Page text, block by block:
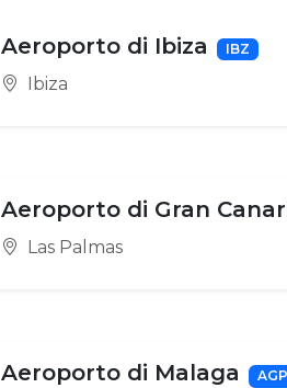
Aeroporto di Ibiza IBZ
Ibiza
Aeroporto di Gran
Las Palmas
Aeroporto di Malaga AGP